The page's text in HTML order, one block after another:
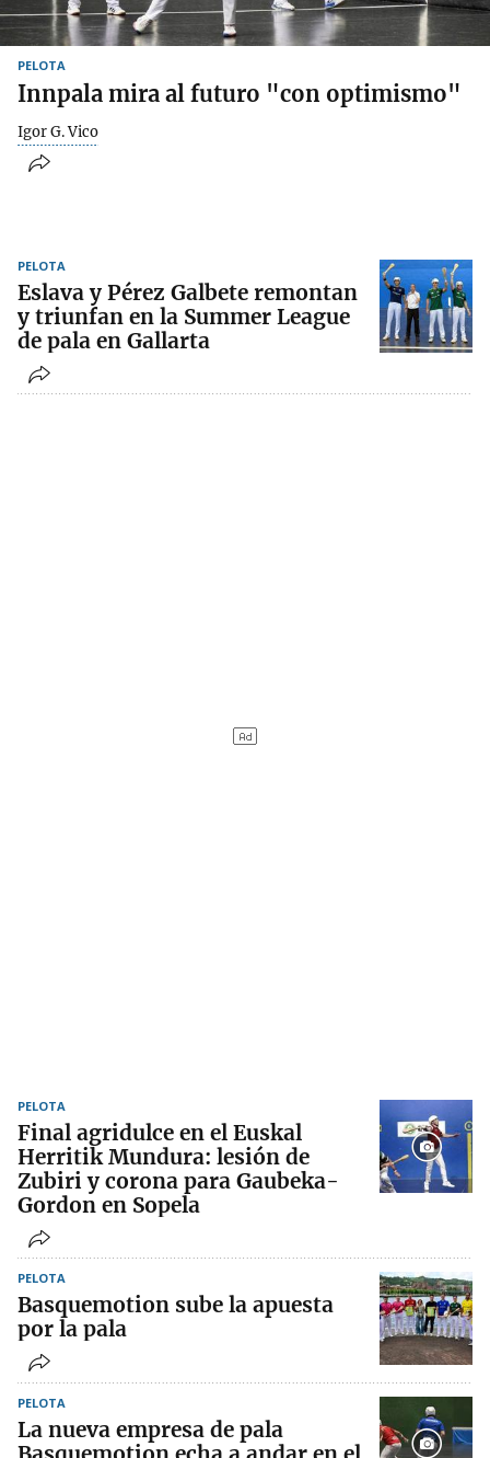
PELOTA
Innpala mira al futuro "con optimismo"
Igor G. Vico
PELOTA
Eslava y Pérez Galbete remontan
y triunfan en la Summer League
de pala en Gallarta
PELOTA
Final agridulce en el Euskal
Herritik Mundura: lesión de
Zubiri y corona para Gaubeka-
Gordon en Sopela
PELOTA
Basquemotion sube la apuesta
por la pala
PELOTA
La nueva empresa de pala